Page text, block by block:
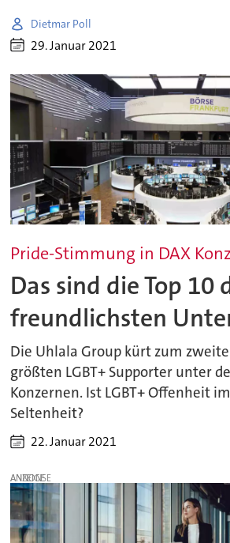
Dietmar Poll
29. Januar 2021
Pride-Stimmung in DAX
Das sind die Top 10
freundlichsten
Die Uhlala Group kürt zum
größten LGBT+ Supporter unter
Konzernen. Ist LGBT+ Offenheit
Seltenheit?
22. Januar 2021
ANZEIGE